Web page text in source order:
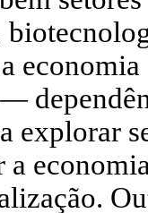
explorar